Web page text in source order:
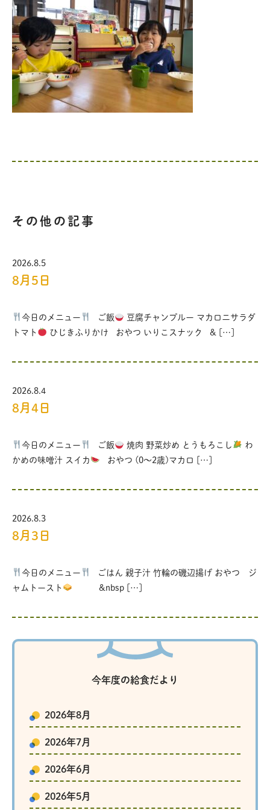
その他の記事
2026.8.5
8月5日
今日のメニュー ご飯
豆腐チャンプルー マカロニサラダ
トマト
ひじきふりかけ おやつ いりこスナック & […]
2026.8.4
8月4日
今日のメニュー ご飯 焼肉 野菜炒め とうもろこし
わ
かめの味噌汁 スイカ
おやつ (0〜2歳)マカロ […]
2026.8.3
8月3日
今日のメニュー
ごはん 親子汁 竹輪の磯辺揚げ おやつ ジ
ャムトースト
&nbsp […]
今年度の給食だより
2026年8月
2026年7月
2026年6月
2026年5月